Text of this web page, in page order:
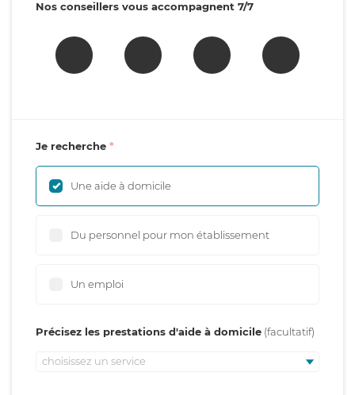
Nos conseillers vous accompagnent 7/7
Je recherche
Une aide à domicile
Du personnel pour mon établissement
Un emploi
Précisez les prestations d'aide à domicile
choisissez un service